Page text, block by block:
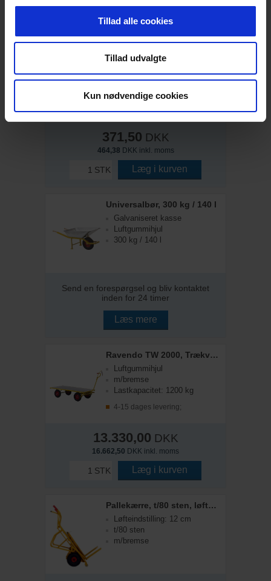
Tillad alle cookies
Tillad udvalgte
Kun nødvendige cookies
RELATEREDE
PRODUKTER
Justerbar
371,50 DKK
464,38 DKK inkl. moms
STK Læg i kurven
Universalbør, 300 kg / 140 l
Galvaniseret kasse
Luftgummihjul
300 kg / 140 l
Send en forespørgsel og bliv kontaktet
inden for 24 timer
Læs mere
Ravendo TW 2000, Trækvogn
Luftgummihjul
m/bremse
Lastkapacitet: 1200 kg
4-15 dages levering;
13.330,00 DKK
16.662,50 DKK inkl. moms
STK Læg i kurven
Pallekærre, t/80 sten, løfteindstilling
Løfteindstilling: 12 cm
t/80 sten
m/bremse